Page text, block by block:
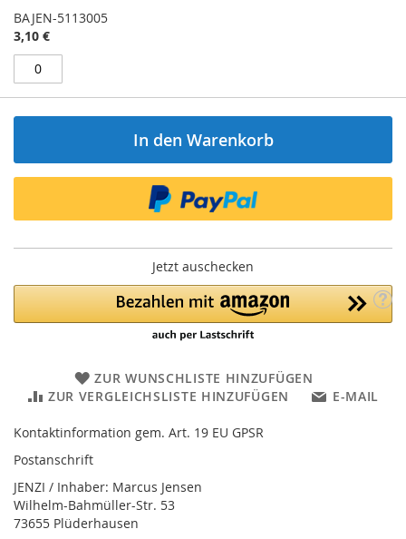
BAJEN-5113005
3,10 €
In den Warenkorb
Jetzt auschecken
ZUR WUNSCHLISTE HINZUFÜGEN
ZUR VERGLEICHSLISTE HINZUFÜGEN
E-MAIL
Kontaktinformation gem. Art. 19 EU GPSR
Postanschrift
JENZI / Inhaber: Marcus Jensen
Wilhelm-Bahmüller-Str. 53
73655 Plüderhausen